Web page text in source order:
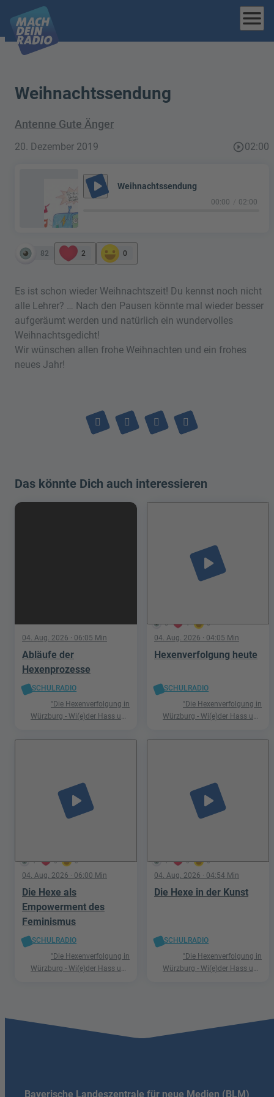
menu
Weihnachtssendung
Antenne Gute Änger
20. Dezember 2019 play_circle_outline02:00
play_arrow Weihnachtssendung
00:00 02:00
82 2 0
Es ist schon wieder Weihnachtszeit! Du kennst noch nicht
alle Lehrer? … Nach den Pausen könnte mal wieder besser
aufgeräumt werden und natürlich ein wundervolles
Weihnachtsgedicht!
Wir wünschen allen frohe Weihnachten und ein frohes
neues Jahr!
Das könnte Dich auch interessieren
04. Aug. 2026 · 06:05 Min
Abläufe der
Hexenprozesse
SCHULRADIO
"Die Hexenverfolgung in
Würzburg - Wi(e)der Hass und
5 1 0
play_arrow
04. Aug. 2026 · 04:05 Min
Hexenverfolgung heute
SCHULRADIO
"Die Hexenverfolgung in
Würzburg - Wi(e)der Hass und
1 0 0
play_arrow
04. Aug. 2026 · 06:00 Min
Die Hexe als
Empowerment des
Feminismus
SCHULRADIO
"Die Hexenverfolgung in
Würzburg - Wi(e)der Hass und
1 0 0
play_arrow
04. Aug. 2026 · 04:54 Min
Die Hexe in der Kunst
SCHULRADIO
"Die Hexenverfolgung in
Würzburg - Wi(e)der Hass und
Bayerische Landeszentrale für neue Medien (BLM)